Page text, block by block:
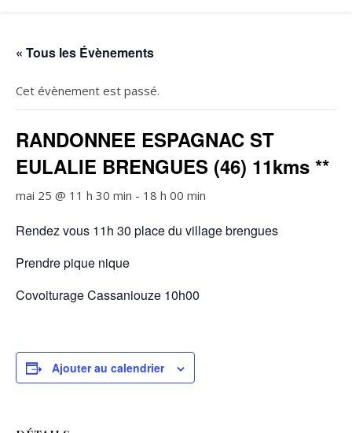
« Tous les Évènements
Cet évènement est passé.
RANDONNEE ESPAGNAC ST
EULALIE BRENGUES (46) 11kms **
mai 25 @ 11 h 30 min - 18 h 00 min
Rendez vous 11h 30 place du village brengues
Prendre pique nique
Covoiturage Cassaniouze 10h00
Ajouter au calendrier